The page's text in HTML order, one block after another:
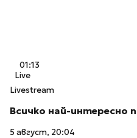
01:13
Live
Livestream
Всичко най-интересно
5 август, 20:04